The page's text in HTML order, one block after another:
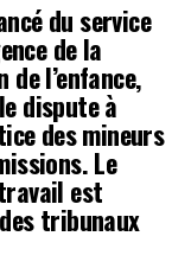
du service
de la
l’enfance,
dispute à
des mineurs
Le
est
tribunaux